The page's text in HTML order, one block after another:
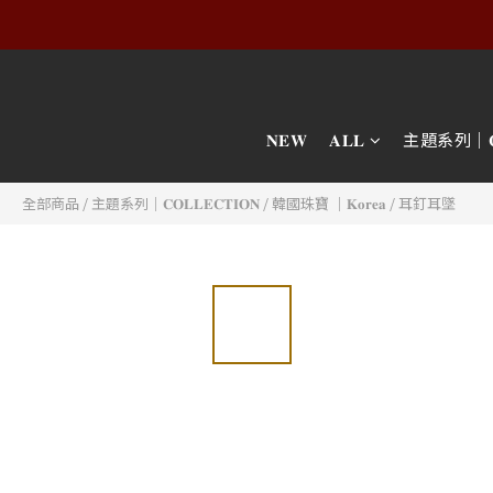
𝐍𝐄𝐖 𝐀𝐋𝐋 主題系列
全部商品 / 主題系列｜𝐂𝐎𝐋𝐋𝐄𝐂𝐓𝐈𝐎𝐍 /韓國珠寶 │𝐊𝐨𝐫𝐞𝐚 /耳釘耳墜